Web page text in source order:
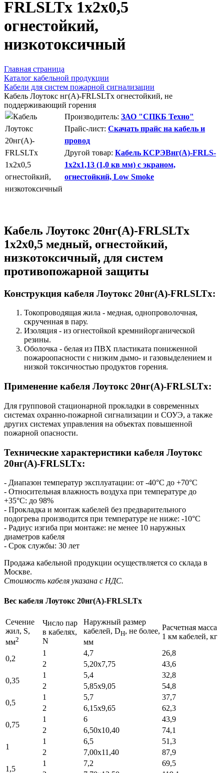
FRLSLTx 1х2х0,5
огнестойкий,
низкотоксичный
Главная страница
Каталог кабельной продукции
Кабели для систем пожарной сигнализации
Кабель Лоутокс нг(А)-FRLSLTx огнестойкий, не
поддерживающий горения
Производитель: ЗАО "СПКБ Техно"
Прайс-лист: Скачать прайс на кабель и
провод
Другой товар: Кабель КСРЭВнг(А)-FRLS-
1х2х1,13 (1,0 кв мм) с экраном,
огнестойкий, Low Smoke
Кабель Лоутокс 20нг(А)-FRLSLTx
1х2х0,5 медный, огнестойкий,
низкотоксичный, для систем
противопожарной защиты
Конструкция кабеля Лоутокс 20нг(А)-FRLSLTx:
Токопроводящая жила - медная, однопроволочная,
скрученная в пару.
Изоляция - из огнестойкой кремнийорганической
резины.
Оболочка - белая из ПВХ пластиката пониженной
пожароопасности с низким дымо- и газовыделением и
низкой токсичностью продуктов горения.
Применение кабеля Лоутокс 20нг(А)-FRLSLTx:
Для групповой стационарной прокладки в современных
системах охранно-пожарной сигнализации и СОУЭ, а также
других системах управления на объектах повышенной
пожарной опасности.
Технические характеристики кабеля Лоутокс
20нг(А)-FRLSLTx:
- Диапазон температур эксплуатации: от -40°С до +70°С
- Относительная влажность воздуха при температуре до
+35°С: до 98%
- Прокладка и монтаж кабелей без предварительного
подогрева производится при температуре не ниже: -10°С
- Радиус изгиба при монтаже: не менее 10 наружных
диаметров кабеля
- Срок службы: 30 лет
Продажа кабельной продукции осуществляется со склада в
Москве.
Стоимость кабеля указана с НДС.
Вес кабеля Лоутокс 20нг(А)-FRLSLTx
Cечение
жил, S,
мм2
Число пар
в кабелях,
N
Наружный размер
кабелей, DH, не более,
мм
Расчетная масса
1 км кабелей, кг
0,2
1 4,7
26,8
2
5,20x7,75
43,6
0,35
1 5,4
32,8
2
5,85x9,05
54,8
0,5
1 5,7
37,7
2
6,15x9,65
62,3
0,75
1 6
43,9
2
6,50x10,40
74,1
1
1 6,5
51,3
2
7,00x11,40
87,9
1,5
1 7,2
69,5